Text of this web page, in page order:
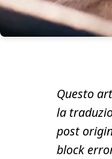
Questo
la
post
block